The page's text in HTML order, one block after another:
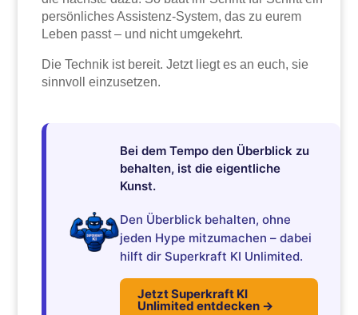
persönliches Assistenz-System, das zu eurem
Leben passt – und nicht umgekehrt.
Die Technik ist bereit. Jetzt liegt es an euch, sie
sinnvoll einzusetzen.
Bei dem Tempo den Überblick zu
behalten, ist die eigentliche
Kunst.
Den Überblick behalten, ohne
jeden Hype mitzumachen – dabei
hilft dir Superkraft KI Unlimited.
Jetzt Superkraft KI
Unlimited entdecken →